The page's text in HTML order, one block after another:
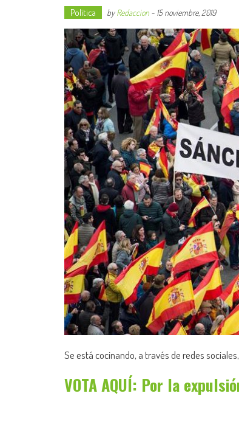
Política byRedaccion - 15 noviembre, 2019
Se está cocinando, a través de redes
VOTA AQUÍ: Por la